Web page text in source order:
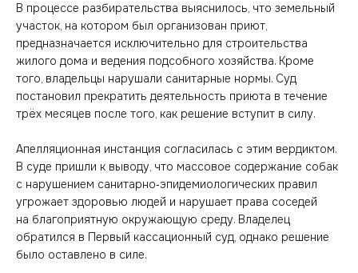
В процессе разбирательства выяснилось, что земельный
участок, на котором был организован приют,
предназначается исключительно для строительства
жилого дома и ведения подсобного хозяйства. Кроме
того, владельцы нарушали санитарные нормы. Суд
постановил прекратить деятельность приюта в течение
трёх месяцев после того, как решение вступит в силу.
Апелляционная инстанция согласилась с этим вердиктом.
В суде пришли к выводу, что массовое содержание собак
с нарушением санитарно‑эпидемиологических правил
угрожает здоровью людей и нарушает права соседей
на благоприятную окружающую среду. Владелец
обратился в Первый кассационный суд, однако решение
было оставлено в силе.